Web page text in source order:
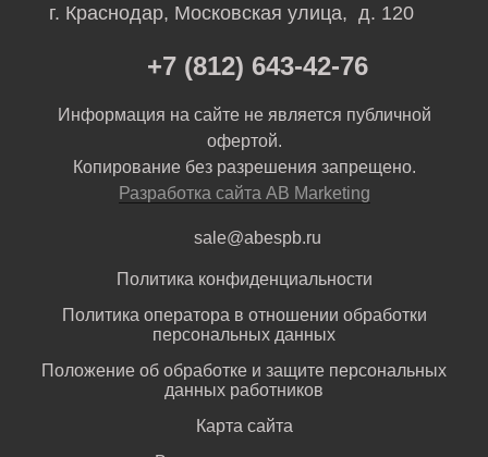
г. Краснодар, Московская улица, д. 120
+7 (812) 643-42-76
Информация на сайте не является публичной
офертой.
Копирование без разрешения запрещено.
Разработка сайта AB Marketing
sale@abespb.ru
Политика конфиденциальности
Политика оператора в отношении обработки
персональных данных
Положение об обработке и защите персональных
данных работников
Карта сайта